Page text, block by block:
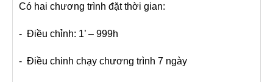
Có hai chương trình đặt thời gian:
- Điều chỉnh: 1’ – 999h
- Điều chinh chạy chương trình 7 ngày